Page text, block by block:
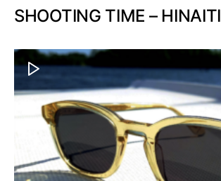
SHOOTING TIME – HINAITI